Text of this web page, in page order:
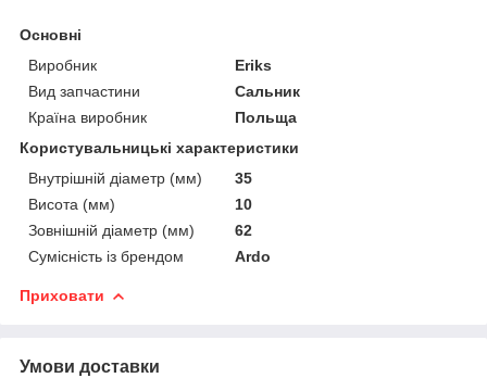
Основні
Виробник
Eriks
Вид запчастини
Сальник
Країна виробник
Польща
Користувальницькі характеристики
Внутрішній діаметр (мм)
35
Висота (мм)
10
Зовнішній діаметр (мм)
62
Сумісність із брендом
Ardo
Приховати
Умови доставки